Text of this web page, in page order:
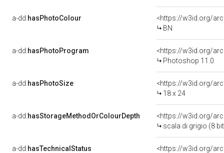
a-dd:hasPhotoColour
<https://w3id.org/
BN
a-dd:hasPhotoProgram
<https://w3id.org/
Photoshop 11.0
a-dd:hasPhotoSize
<https://w3id.org/
18 x 24
a-dd:hasStorageMethodOrColourDepth
<https://w3id.org/
scala di grigio (8
a-dd:hasTechnicalStatus
<https://w3id.org/